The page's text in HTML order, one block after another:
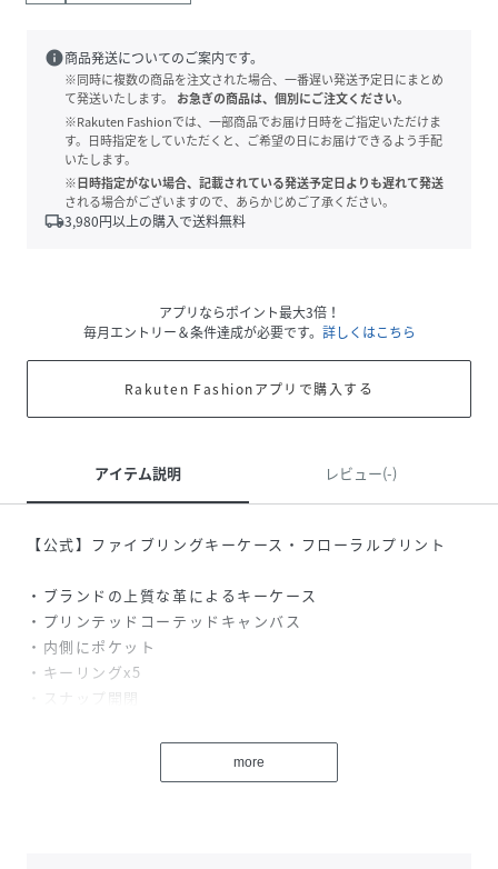
info商品発送についてのご案内です。
※同時に複数の商品を注文された場合、一番遅い発送予定日にまとめ
て発送いたします。
お急ぎの商品は、個別にご注文ください。
※Rakuten Fashionでは、一部商品でお届け日時をご指定いただけま
す。日時指定をしていただくと、ご希望の日にお届けできるよう手配
いたします。
※日時指定がない場合、記載されている発送予定日よりも遅れて発送
される場合がございますので、あらかじめご了承ください。
local_shipping3,980円以上の購入で送料無料
アプリならポイント最大3倍！
毎月エントリー＆条件達成が必要です。 詳しくはこちら
Rakuten Fashionアプリで購入する
アイテム説明 レビュー(-)
【公式】ファイブリングキーケース・フローラルプリント
・ブランドの上質な革によるキーケース
・プリンテッドコーテッドキャンバス
・内側にポケット
・キーリングx5
・スナップ開閉
・表示価格はアウトレット価格
※ご使用のパソコンやスマートフォンの画面設定や機種によ
more